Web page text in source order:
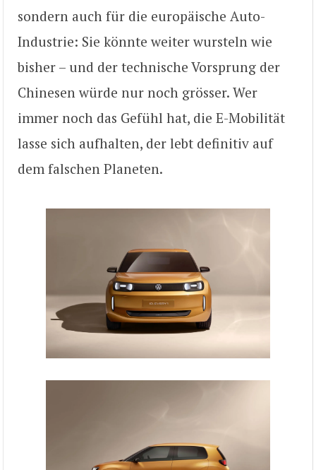
sondern auch für die europäische Auto-
Industrie: Sie könnte weiter wursteln wie
bisher – und der technische Vorsprung der
Chinesen würde nur noch grösser. Wer
immer noch das Gefühl hat, die E-Mobilität
lasse sich aufhalten, der lebt definitiv auf
dem falschen Planeten.